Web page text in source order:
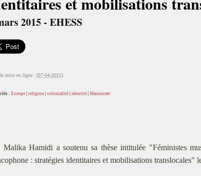
2015 - EHESS
mise en ligne : [07-04-2015]
: Europe| religion| colonialité| identité| féminisme
Malika Hamidi a soutenu sa thèse intitulée "Féministes
: stratégies identitaires et mobilisations translocales"